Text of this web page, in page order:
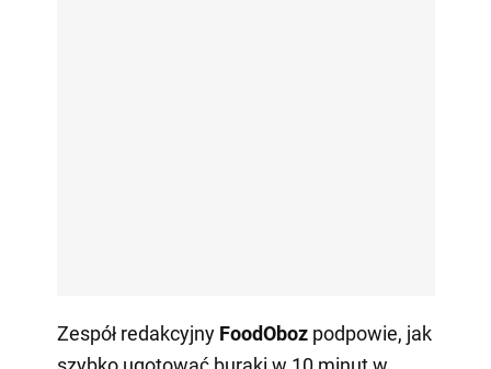
Zespół redakcyjny FoodOboz podpowie, jak